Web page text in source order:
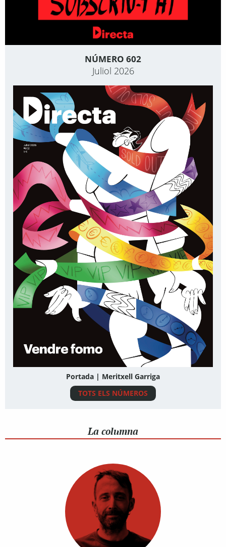
NÚMERO 602
Juliol 2026
Portada | Meritxell Garriga
TOTS ELS NÚMEROS
La columna